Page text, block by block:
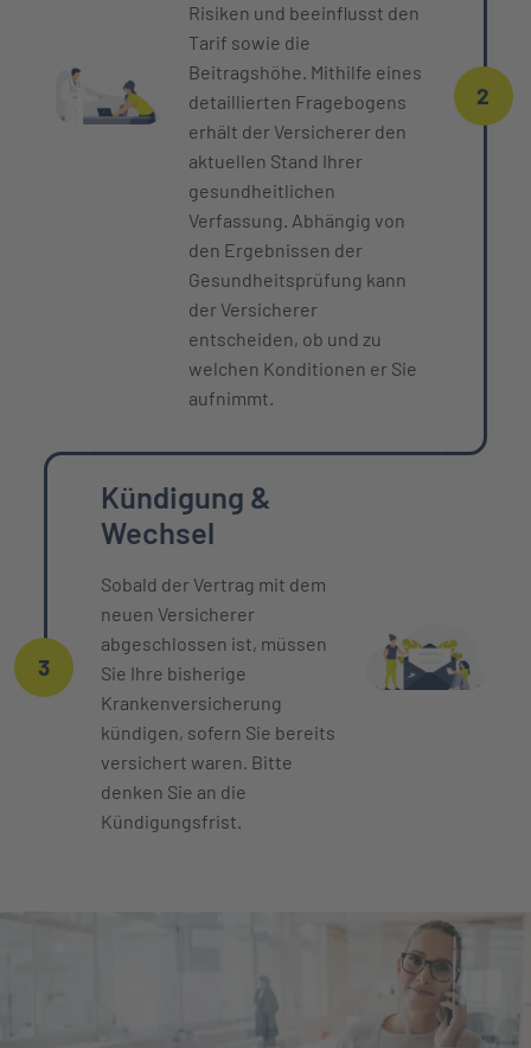
Risiken und beeinflusst den
Tarif sowie die
Beitragshöhe. Mithilfe eines
detaillierten Fragebogens
erhält der Versicherer den
aktuellen Stand Ihrer
gesundheitlichen
Verfassung. Abhängig von
den Ergebnissen der
Gesundheitsprüfung kann
der Versicherer
entscheiden, ob und zu
welchen Konditionen er Sie
aufnimmt.
2
3
Kündigung &
Wechsel
Sobald der Vertrag mit dem
neuen Versicherer
abgeschlossen ist, müssen
Sie Ihre bisherige
Krankenversicherung
kündigen, sofern Sie bereits
versichert waren. Bitte
denken Sie an die
Kündigungsfrist.